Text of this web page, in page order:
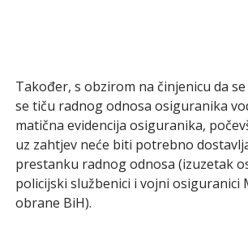
Također, s obzirom na činjenicu da
se tiču radnog odnosa osiguranika
matična evidencija osiguranika,
uz zahtjev neće biti potrebno
prestanku radnog odnosa (izuzetak
policijski službenici i vojni osiguranici
obrane BiH).